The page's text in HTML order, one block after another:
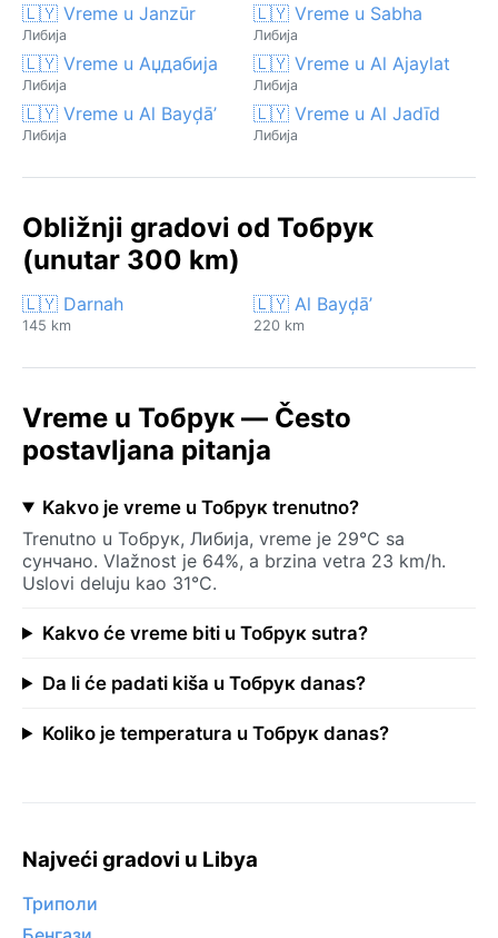
🇱🇾 Vreme u Janzūr
Либија
🇱🇾 Vreme u Sabha
Либија
🇱🇾 Vreme u Аџдабија
Либија
🇱🇾 Vreme u Al Ajaylat
Либија
🇱🇾 Vreme u Al Bayḑā’
Либија
🇱🇾 Vreme u Al Jadīd
Либија
Obližnji gradovi od Тобрук
(unutar 300 km)
🇱🇾 Darnah
145 km
🇱🇾 Al Bayḑā’
220 km
Vreme u Тобрук — Često
postavljana pitanja
Kakvo je vreme u Тобрук trenutno?
Trenutno u Тобрук, Либија, vreme je 29°C sa
сунчано. Vlažnost je 64%, a brzina vetra 23 km/h.
Uslovi deluju kao 31°C.
Kakvo će vreme biti u Тобрук sutra?
Da li će padati kiša u Тобрук danas?
Koliko je temperatura u Тобрук danas?
Najveći gradovi u Libya
Триполи